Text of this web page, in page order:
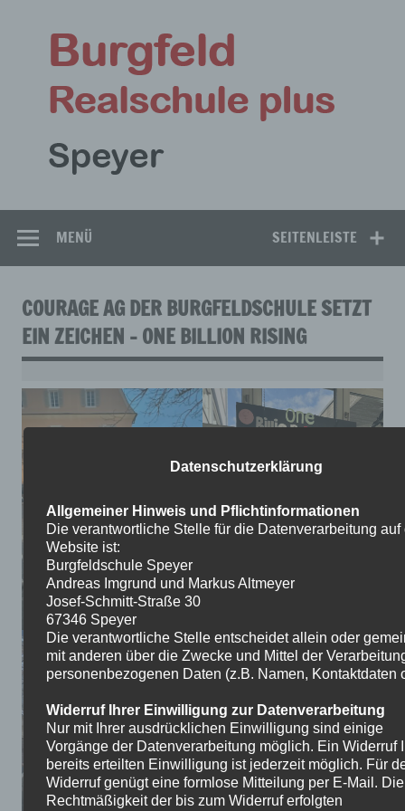
springen
SEITENLEISTE
MENÜ
COURAGE AG DER BURGFELDSCHULE SETZT
EIN ZEICHEN – ONE BILLION RISING
Datenschutzerklärung
Allgemeiner Hinweis und Pflichtinformationen
Die verantwortliche Stelle für die Datenverarbeitung auf
Website ist:
Burgfeldschule Speyer
Andreas Imgrund und Markus Altmeyer
Josef-Schmitt-Straße 30
67346 Speyer
Die verantwortliche Stelle entscheidet allein oder
mit anderen über die Zwecke und Mittel der
personenbezogenen Daten (z.B. Namen, Kontaktdaten
Widerruf Ihrer Einwilligung zur Datenverarbeitung
Nur mit Ihrer ausdrücklichen Einwilligung sind einige
Vorgänge der Datenverarbeitung möglich. Ein Widerruf
bereits erteilten Einwilligung ist jederzeit möglich. Für
Widerruf genügt eine formlose Mitteilung per E-Mail. Die
Rechtmäßigkeit der bis zum Widerruf erfolgten